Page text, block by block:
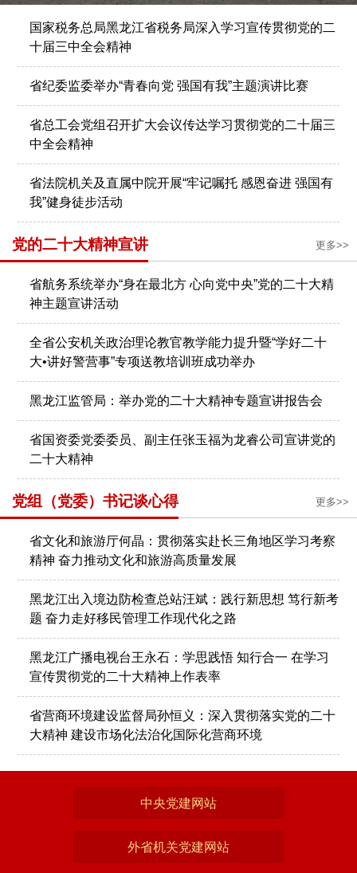
国家税务总局黑龙江省税务局深入学习宣传贯彻党的二
十届三中全会精神
省纪委监委举办“青春向党 强国有我”主题演讲比赛
省总工会党组召开扩大会议传达学习贯彻党的二十届三
中全会精神
省法院机关及直属中院开展“牢记嘱托 感恩奋进 强国有
我”健身徒步活动
党的二十大精神宣讲 更多>>
省航务系统举办“身在最北方 心向党中央”党的二十大精
神主题宣讲活动
全省公安机关政治理论教官教学能力提升暨“学好二十
大•讲好警营事”专项送教培训班成功举办
黑龙江监管局：举办党的二十大精神专题宣讲报告会
省国资委党委委员、副主任张玉福为龙睿公司宣讲党的
二十大精神
党组（党委）书记谈心得 更多>>
省文化和旅游厅何晶：贯彻落实赴长三角地区学习考察
精神 奋力推动文化和旅游高质量发展
黑龙江出入境边防检查总站汪斌：践行新思想 笃行新考
题 奋力走好移民管理工作现代化之路
黑龙江广播电视台王永石：学思践悟 知行合一 在学习
宣传贯彻党的二十大精神上作表率
省营商环境建设监督局孙恒义：深入贯彻落实党的二十
大精神 建设市场化法治化国际化营商环境
中央党建网站
外省机关党建网站